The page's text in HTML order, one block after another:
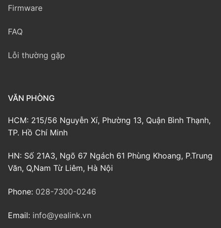
Firmware
FAQ
Lỗi thường gặp
VĂN PHÒNG
HCM: 215/56 Nguyễn Xí, Phường 13, Quận Bình Thạnh,
TP. Hồ Chí Minh
HN: Số 21A3, Ngõ 67 Ngách 61 Phùng Khoang, P.Trung
Văn, Q,Nam Từ Liêm, Hà Nội
Phone: 028-7300-0246
Email: info@yealink.vn